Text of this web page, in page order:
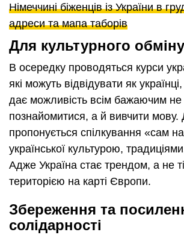
Німеччині біженців із України в
адреси та мапа таборів
Для культурного
В осередку проводяться курси
які можуть відвідувати як
дає можливість всім бажаючим не
познайомитися, а й вивчити мову.
пропонується спілкування «сам
української культурою,
Адже Україна стає трендом, а не
територією на карті Європи.
Збереження та
солідарності